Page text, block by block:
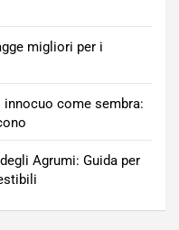
migliori per i
innocuo come sembra:
Agrumi: Guida per